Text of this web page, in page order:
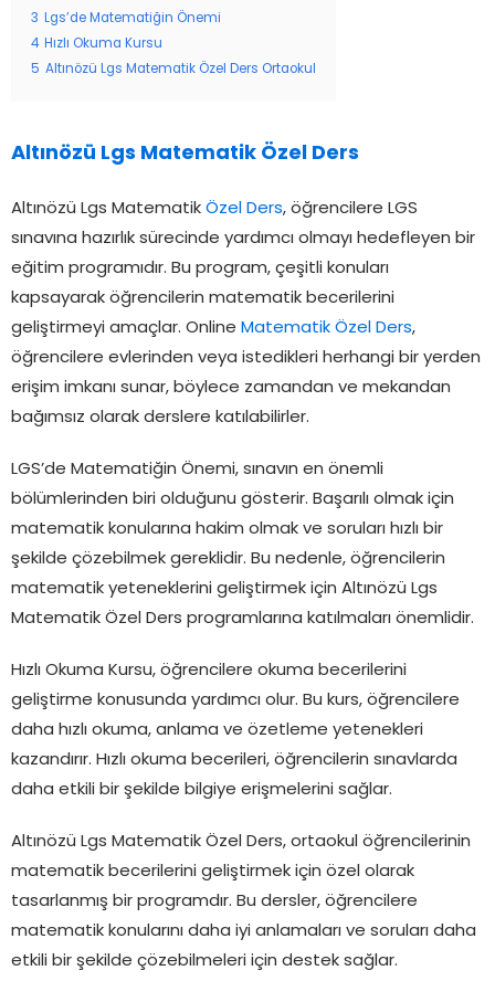
3
Lgs’de Matematiğin Önemi
4 Hızlı Okuma Kursu
5 Altınözü Lgs Matematik Özel Ders Ortaokul
Altınözü Lgs Matematik Özel Ders
Altınözü Lgs Matematik Özel Ders, öğrencilere LGS
sınavına hazırlık sürecinde yardımcı olmayı hedefleyen bir
eğitim programıdır. Bu program, çeşitli konuları
kapsayarak öğrencilerin matematik becerilerini
geliştirmeyi amaçlar. Online Matematik Özel Ders,
öğrencilere evlerinden veya istedikleri herhangi bir yerden
erişim imkanı sunar, böylece zamandan ve mekandan
bağımsız olarak derslere katılabilirler.
LGS’de Matematiğin Önemi, sınavın en önemli
bölümlerinden biri olduğunu gösterir. Başarılı olmak için
matematik konularına hakim olmak ve soruları hızlı bir
şekilde çözebilmek gereklidir. Bu nedenle, öğrencilerin
matematik yeteneklerini geliştirmek için Altınözü Lgs
Matematik Özel Ders programlarına katılmaları önemlidir.
Hızlı Okuma Kursu, öğrencilere okuma becerilerini
geliştirme konusunda yardımcı olur. Bu kurs, öğrencilere
daha hızlı okuma, anlama ve özetleme yetenekleri
kazandırır. Hızlı okuma becerileri, öğrencilerin sınavlarda
daha etkili bir şekilde bilgiye erişmelerini sağlar.
Altınözü Lgs Matematik Özel Ders, ortaokul öğrencilerinin
matematik becerilerini geliştirmek için özel olarak
tasarlanmış bir programdır. Bu dersler, öğrencilere
matematik konularını daha iyi anlamaları ve soruları daha
etkili bir şekilde çözebilmeleri için destek sağlar.